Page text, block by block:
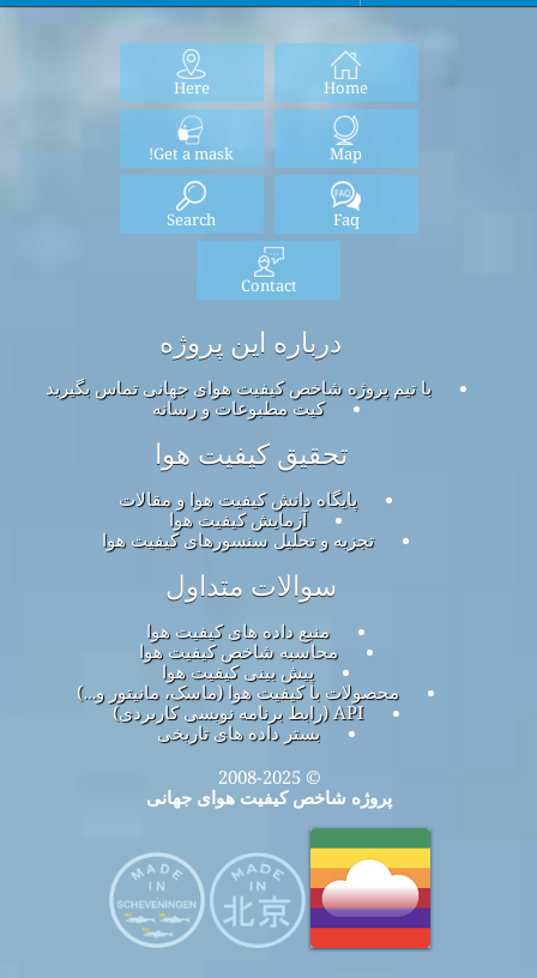
Home
Here
Map
Get a mask!
Faq
Search
Contact
درباره این پروژه
با تیم پروژه شاخص کیفیت هوای جهانی تماس بگیرید
کیت مطبوعات و رسانه
تحقیق کیفیت هوا
پایگاه دانش کیفیت هوا و مقالات
آزمایش کیفیت هوا
تجزیه و تحلیل سنسورهای کیفیت هوا
سوالات متداول
منبع داده های کیفیت هوا
محاسبه شاخص کیفیت هوا
پیش بینی کیفیت هوا
محصولات با کیفیت هوا (ماسک، مانیتور و…)
API (رابط برنامه نویسی کاربردی)
بستر داده های تاریخی
© 2008-2025
پروژه شاخص کیفیت هوای جهانی